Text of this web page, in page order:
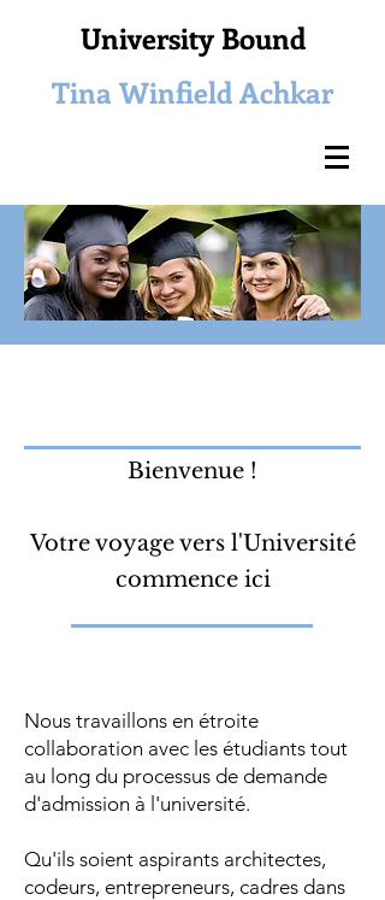
University Bound
Tina Winfield Achkar
Bienvenue !
Votre voyage vers l'Université
commence ici
Nous travaillons en étroite
collaboration avec les étudiants tout
au long du processus de demande
d'admission à l'université.
Qu'ils soient aspirants architectes,
codeurs, entrepreneurs, cadres dans